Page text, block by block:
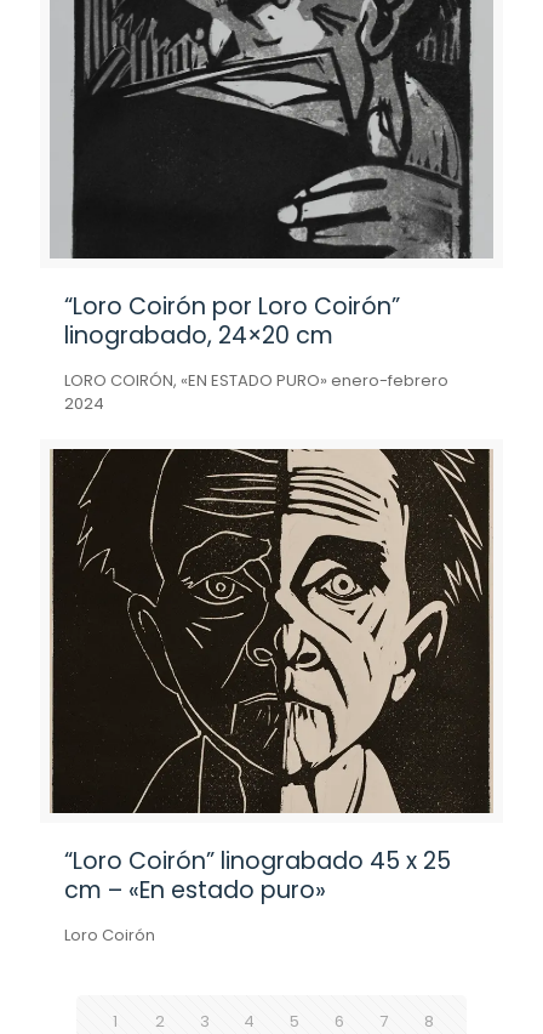
“Loro Coirón por Loro Coirón”
linograbado, 24×20 cm
LORO COIRÓN, «EN ESTADO PURO» enero-febrero
2024
“Loro Coirón” linograbado 45 x 25
cm – «En estado puro»
Loro Coirón
1 2 3 4 5 6 7
8